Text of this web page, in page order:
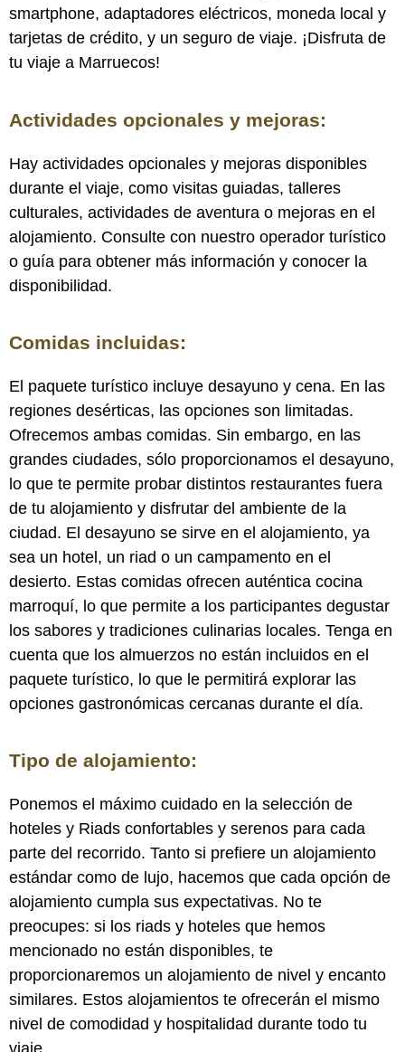
smartphone, adaptadores eléctricos, moneda local y
tarjetas de crédito, y un seguro de viaje. ¡Disfruta de
tu viaje a Marruecos!
Actividades opcionales y mejoras:
Hay actividades opcionales y mejoras disponibles
durante el viaje, como visitas guiadas, talleres
culturales, actividades de aventura o mejoras en el
alojamiento. Consulte con nuestro operador turístico
o guía para obtener más información y conocer la
disponibilidad.
Comidas incluidas:
El paquete turístico incluye desayuno y cena. En las
regiones desérticas, las opciones son limitadas.
Ofrecemos ambas comidas. Sin embargo, en las
grandes ciudades, sólo proporcionamos el desayuno,
lo que te permite probar distintos restaurantes fuera
de tu alojamiento y disfrutar del ambiente de la
ciudad. El desayuno se sirve en el alojamiento, ya
sea un hotel, un riad o un campamento en el
desierto. Estas comidas ofrecen auténtica cocina
marroquí, lo que permite a los participantes degustar
los sabores y tradiciones culinarias locales. Tenga en
cuenta que los almuerzos no están incluidos en el
paquete turístico, lo que le permitirá explorar las
opciones gastronómicas cercanas durante el día.
Tipo de alojamiento:
Ponemos el máximo cuidado en la selección de
hoteles y Riads confortables y serenos para cada
parte del recorrido. Tanto si prefiere un alojamiento
estándar como de lujo, hacemos que cada opción de
alojamiento cumpla sus expectativas. No te
preocupes: si los riads y hoteles que hemos
mencionado no están disponibles, te
proporcionaremos un alojamiento de nivel y encanto
similares. Estos alojamientos te ofrecerán el mismo
nivel de comodidad y hospitalidad durante todo tu